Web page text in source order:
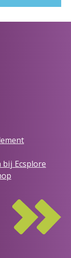
bij Ecsplore